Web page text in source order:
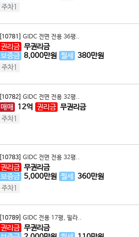
주차1
[10781] GIDC 전면 전용 36평..
권리금 무권리금
보증금 8,000만원 월세 380만원
주차1
[10782] GIDC 전면 전용 32평..
매매 12억 권리금 무권리금
주차1
[10783] GIDC 전면 전용 32평..
권리금 무권리금
보증금 5,000만원 월세 360만원
주차1
[10789] GIDC 전용 17평, 필라..
권리금 무권리금